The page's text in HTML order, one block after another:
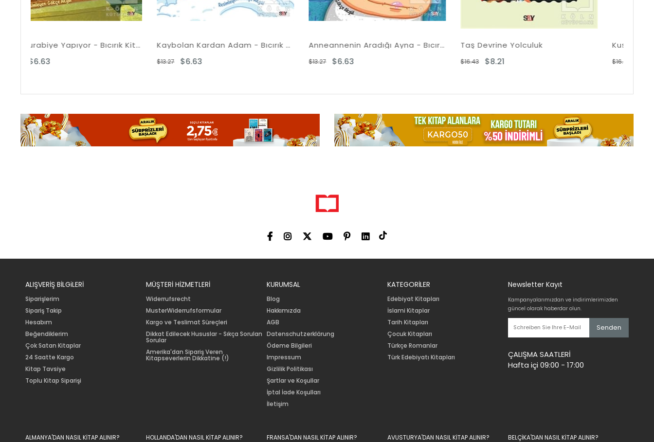
Oya Kurabiye Yapıyor - Bıcırık Kitaplar Kaybolan Kardan Adam - Bıcırık Kitaplar Anneannenin Aradığı Ayna - Bıcırık Kitaplar Taş Devrine Yolculuk Kuşlar Kralı Kim Olacak?
ALIŞVERİŞ BİLGiLERİ
Siparişlerim
Sipariş Takip
Hesabım
Beğendiklerim
Çok Satan Kitaplar
24 Saatte Kargo
Kitap Tavsiye
Toplu Kitap Siparişi
MÜŞTERİ HİZMETLERİ
Widerrufsrecht
MusterWiderrufsformular
Kargo ve Teslimat Süreçleri
Dikkat Edilecek Hususlar - Sıkça Sorulan
Sorular
Amerika'dan Sipariş Veren
Kitapseverlerin Dikkatine (!)
KURUMSAL
Blog
Hakkımızda
AGB
Datenschutzerklärung
Ödeme Bilgileri
Impressum
Gizlilik Politikası
Şartlar ve Koşullar
İptal İade Koşulları
İletişim
KATEGORİLER
Edebiyat Kitapları
İslami Kitaplar
Tarih Kitapları
Çocuk Kitapları
Türkçe Romanlar
Türk Edebiyatı Kitapları
Newsletter Kayıt
Kampanyalarımızdan ve indirimlerimizden
güncel olarak haberdar olun.
Senden
ÇALIŞMA SAATLERİ
Hafta içi 09:00 - 17:00
ALMANYA'DAN NASIL KİTAP ALINIR? HOLLANDA'DAN NASIL KİTAP ALINIR? FRANSA'DAN NASIL KİTAP ALINIR? AVUSTURYA'DAN NASIL KİTAP ALINIR? BELÇİKA'DAN NASIL KİTAP ALINIR?